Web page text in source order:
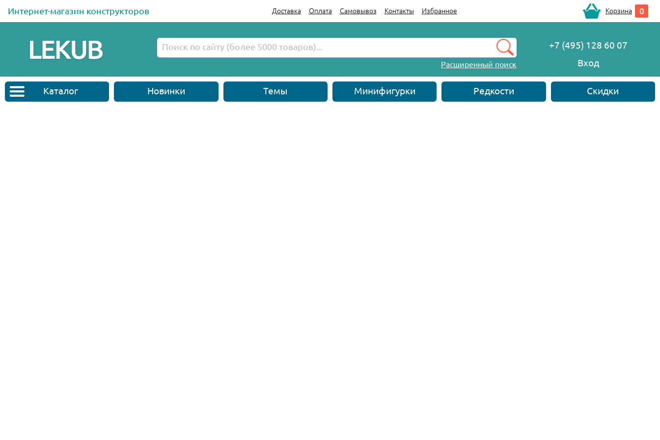
Интернет-магазин конструкторов Доставка Оплата Самовывоз Контакты Избранное Корзина 0
Расширенный поиск
+7 (495) 128 60 07
Вход
Каталог Новинки Темы Минифигурки Редкости Скидки